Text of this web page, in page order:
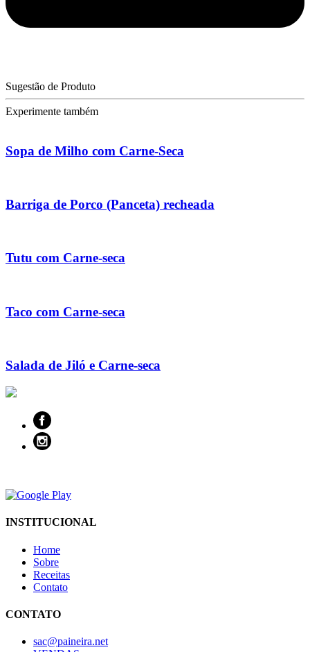
Sugestão de Produto
Experimente também
Sopa de Milho com Carne-Seca
Barriga de Porco (Panceta) recheada
Tutu com Carne-seca
Taco com Carne-seca
Salada de Jiló e Carne-seca
INSTITUCIONAL
Home
Sobre
Receitas
Contato
CONTATO
sac@paineira.net